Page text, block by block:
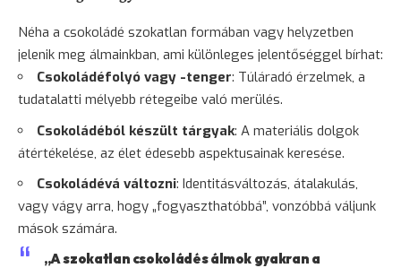
Néha a csokoládé szokatlan formában vagy helyzetben
jelenik meg álmainkban, ami különleges jelentőséggel bírhat:
Csokoládéfolyó vagy -tenger: Túláradó érzelmek, a
tudatalatti mélyebb rétegeibe való merülés.
Csokoládéból készült tárgyak: A materiális dolgok
átértékelése, az élet édesebb aspektusainak keresése.
Csokoládévá változni: Identitásváltozás, átalakulás,
vagy vágy arra, hogy „fogyaszthatóbbá”, vonzóbbá váljunk
mások számára.
„A szokatlan csokoládés álmok gyakran a